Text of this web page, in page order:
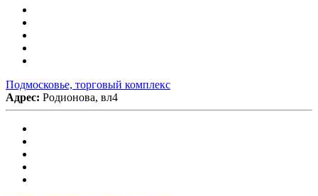
Подмосковье, торговый комплекс
Адрес: Родионова, вл4